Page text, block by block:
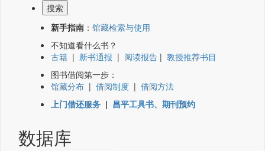
新手指南 ： 馆藏检索与使用
不知道看什么书？
古籍 | 新书通报 | 阅读报告 | 教授推荐书目
图书借阅第一步：
馆藏分布 | 借阅制度 | 借阅方法
上门借还服务 | 昌平工具书、期刊预约
数据库